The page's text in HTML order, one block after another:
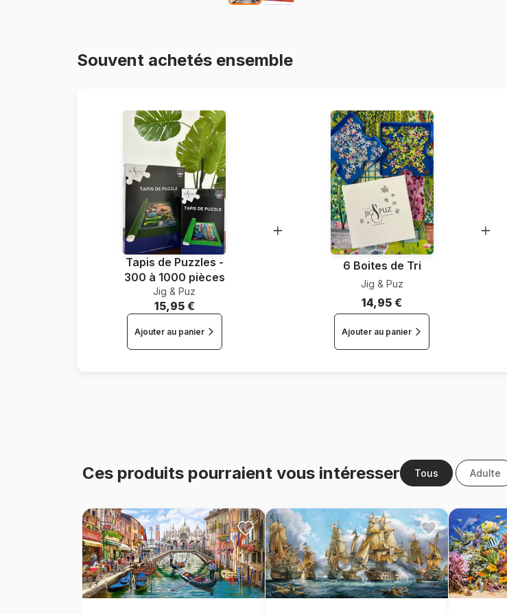
Souvent achetés ensemble
Tapis de Puzzles -
300 à 1000 pièces
Jig & Puz
15,95 €
Ajouter au panier
6 Boites de Tri
Jig & Puz
14,95 €
Ajouter au panier
Ces produits pourraient vous intéresser Tous Adulte